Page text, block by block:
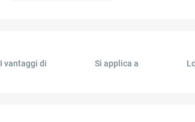
I vantaggi di Si applica a